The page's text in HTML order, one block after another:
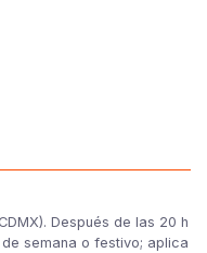
Después de las 20 h
semana o festivo; aplica